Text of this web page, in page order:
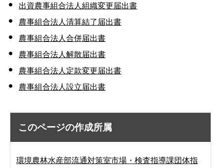
出資農事組合法人組織変更届出書
農事組合法人清算結了届出書
農事組合法人合併届出書
農事組合法人解散届出書
農事組合法人定款変更届出書
農事組合法人設立届出書
このページの作成所属
環境農林水産部流通対策室市場・検査指導課団体指